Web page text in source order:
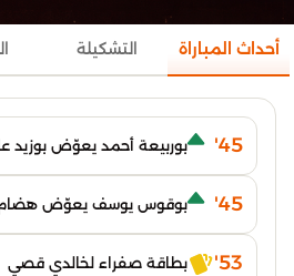
أحداث المباراة التشكيلة
45' بوربيعة أحمد يعوّض بوزيد
45' بوقوس يوسف يعوّض هضام
53' بطاقة صفراء لخالدي قصي